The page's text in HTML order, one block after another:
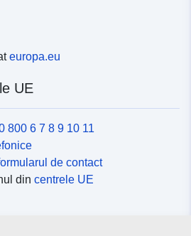
europa.eu
UE
800 6 7 8 9 10 11
de contact
din centrele UE